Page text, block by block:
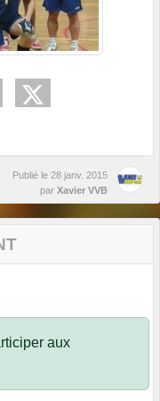
Publié le 28 janv. 2015
par Xavier VVB
aux